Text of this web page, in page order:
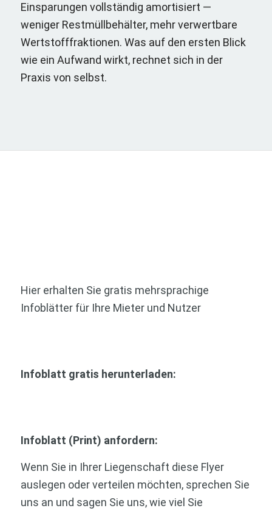
Einsparungen vollständig amortisiert —
weniger Restmüllbehälter, mehr verwertbare
Wertstofffraktionen. Was auf den ersten Blick
wie ein Aufwand wirkt, rechnet sich in der
Praxis von selbst.
Hier erhalten Sie gratis mehrsprachige
Infoblätter für Ihre Mieter und Nutzer
Infoblatt gratis herunterladen:
Infoblatt (Print) anfordern:
Wenn Sie in Ihrer Liegenschaft diese Flyer
auslegen oder verteilen möchten, sprechen Sie
uns an und sagen Sie uns, wie viel Sie